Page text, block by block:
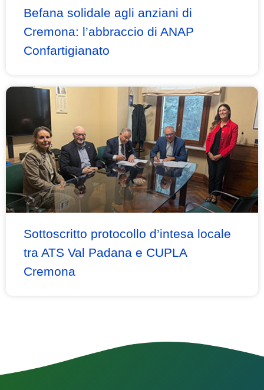
Befana solidale agli anziani di
Cremona: l’abbraccio di ANAP
Confartigianato
Sottoscritto protocollo d’intesa locale
tra ATS Val Padana e CUPLA
Cremona